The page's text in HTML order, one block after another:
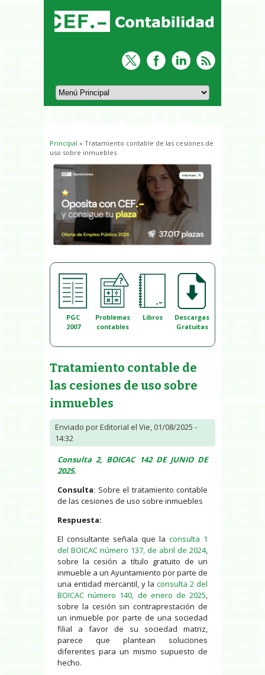
Usted está aquí
Principal » Tratamiento contable de las cesiones de
uso sobre inmuebles
PGC
2007
Problemas
contables
Libros
Descargas
Gratuitas
Tratamiento contable de
las cesiones de uso sobre
inmuebles
Enviado porEditorial el Vie, 01/08/2025 -
14:32
Consulta 2, BOICAC 142 DE JUNIO DE
2025.
Consulta: Sobre el tratamiento contable
de las cesiones de uso sobre inmuebles
Respuesta:
El consultante señala que la consulta 1
del BOICAC número 137, de abril de 2024,
sobre la cesión a título gratuito de un
inmueble a un Ayuntamiento por parte de
una entidad mercantil, y la consulta 2 del
BOICAC número 140, de enero de 2025
sobre la cesión sin contraprestación de
un inmueble por parte de una sociedad
filial a favor de su sociedad matriz,
parece que plantean soluciones
diferentes para un mismo supuesto de
hecho.